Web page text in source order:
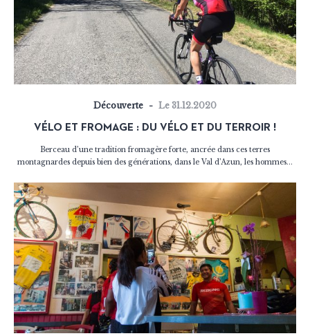
Découverte Le 31.12.2020
VÉLO ET FROMAGE : DU VÉLO ET DU TERROIR !
Berceau d’une tradition fromagère forte, ancrée dans ces terres
montagnardes depuis bien des générations, dans le Val d’Azun, les hommes...